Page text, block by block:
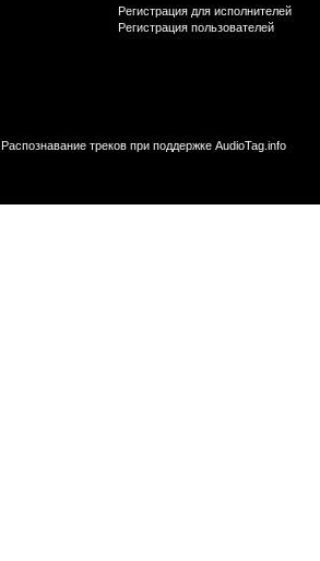
Регистрация для исполнителей
Регистрация пользователей
Распознавание треков при поддержке AudioTag.info